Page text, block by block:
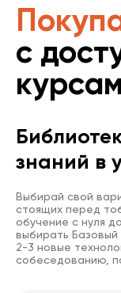
с
знаний в
Выбирай свой
стоящих перед
обучение с нуля
выбирать Базовый
2-3 новые
собеседованию,